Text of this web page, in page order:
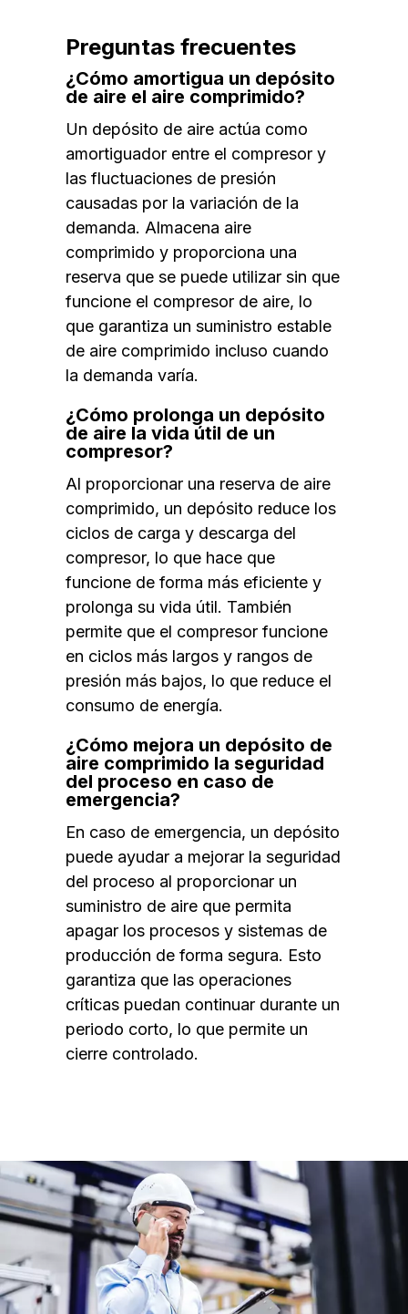
Preguntas frecuentes
¿Cómo amortigua un depósito
de aire el aire comprimido?
Un depósito de aire actúa como
amortiguador entre el compresor y
las fluctuaciones de presión
causadas por la variación de la
demanda. Almacena aire
comprimido y proporciona una
reserva que se puede utilizar sin que
funcione el compresor de aire, lo
que garantiza un suministro estable
de aire comprimido incluso cuando
la demanda varía.
¿Cómo prolonga un depósito
de aire la vida útil de un
compresor?
Al proporcionar una reserva de aire
comprimido, un depósito reduce los
ciclos de carga y descarga del
compresor, lo que hace que
funcione de forma más eficiente y
prolonga su vida útil. También
permite que el compresor funcione
en ciclos más largos y rangos de
presión más bajos, lo que reduce el
consumo de energía.
¿Cómo mejora un depósito de
aire comprimido la seguridad
del proceso en caso de
emergencia?
En caso de emergencia, un depósito
puede ayudar a mejorar la seguridad
del proceso al proporcionar un
suministro de aire que permita
apagar los procesos y sistemas de
producción de forma segura. Esto
garantiza que las operaciones
críticas puedan continuar durante un
periodo corto, lo que permite un
cierre controlado.